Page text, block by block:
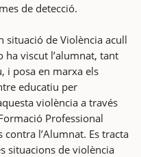
de detecció.
situació de Violència acull
ha viscut l’alumnat, tant
i posa en marxa els
educatiu per
violència a través
Professional
contra l’Alumnat. Es tracta
situacions de violència